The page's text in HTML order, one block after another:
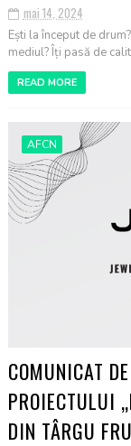
mai 14, 2024
Ești la început de
mediul? Îți pasă de
READ MORE
AFCN
COMUNICAT
PROIECTULUI
DIN TÂRGU